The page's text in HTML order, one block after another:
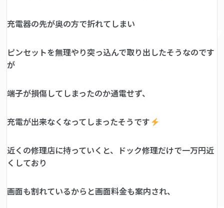
充電器の先が奥の方で折れてしまい
ピンセットを無理やり突っ込んで取り出したそうなのです
が
端子が損傷してしまったのか通電せず、
充電が出来なくなってしまったそうです
近くの修理店に持っていくと、ドック修理だけで一万円近
くしており
画面も割れているからと画面料金も案内され、